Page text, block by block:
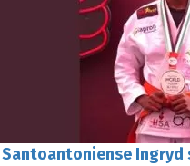
Santoantoniense Ingryd